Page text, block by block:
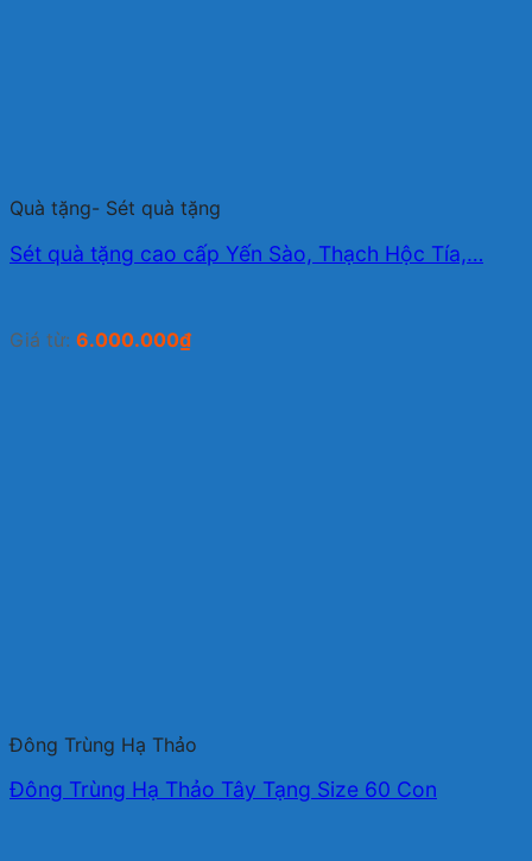
Quà tặng- Sét quà tặng
Sét quà tặng cao cấp Yến Sào, Thạch Hộc Tía,…
Giá từ: 6.000.000₫
Đông Trùng Hạ Thảo
Đông Trùng Hạ Thảo Tây Tạng Size 60 Con